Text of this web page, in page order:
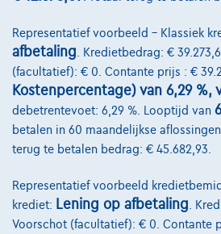
Mercedes-Benz B 1801.5
09/2019
122.202 km Diesel
Representatief voorbeeld – Klassiek
afbetaling . Kredietbedrag: €
(facultatief): € 0. Contante prijs : €
Kostenpercentage) van 6,29 %,
debetrentevoet: 6,29 %. Looptijd van
betalen in 60 maandelijkse
terug te betalen bedrag: € 45.682,93.
Representatief voorbeeld
krediet: Lening op afbetaling .
Voorschot (facultatief): € 0. Contante